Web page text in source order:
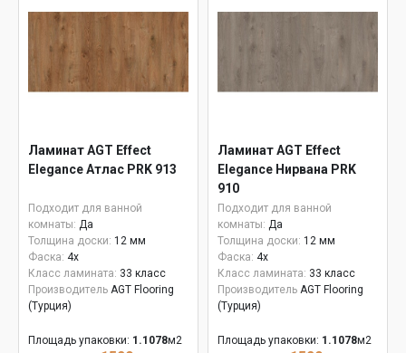
Ламинат AGT Effect
Elegance Атлас PRK 913
Подходит для ванной
комнаты: Да
Толщина доски: 12 мм
Фаска: 4x
Класс ламината: 33 класс
Производитель AGT Flooring
(Турция)
Площадь упаковки: 1.1078м2
Ламинат AGT Effect
Elegance Нирвана PRK
910
Подходит для ванной
комнаты: Да
Толщина доски: 12 мм
Фаска: 4x
Класс ламината: 33 класс
Производитель AGT Flooring
(Турция)
Площадь упаковки: 1.1078м2